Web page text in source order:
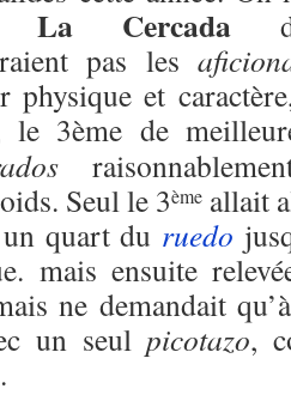
La Cercada
pas les
physique et
le 3ème de
Seul le 3ème allait
quart du ruedo
mais ensuite
ne demandait
un seulpicotazo,